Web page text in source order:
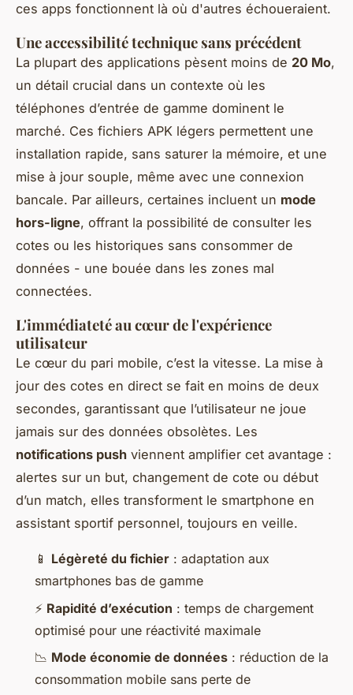
ces apps fonctionnent là où d'autres échoueraient.
Une accessibilité technique sans précédent
La plupart des applications pèsent moins de 20 Mo,
un détail crucial dans un contexte où les
téléphones d’entrée de gamme dominent le
marché. Ces fichiers APK légers permettent une
installation rapide, sans saturer la mémoire, et une
mise à jour souple, même avec une connexion
bancale. Par ailleurs, certaines incluent un mode
hors-ligne, offrant la possibilité de consulter les
cotes ou les historiques sans consommer de
données - une bouée dans les zones mal
connectées.
L'immédiateté au cœur de l'expérience
utilisateur
Le cœur du pari mobile, c’est la vitesse. La mise à
jour des cotes en direct se fait en moins de deux
secondes, garantissant que l’utilisateur ne joue
jamais sur des données obsolètes. Les
notifications push viennent amplifier cet avantage :
alertes sur un but, changement de cote ou début
d’un match, elles transforment le smartphone en
assistant sportif personnel, toujours en veille.
📱 Légèreté du fichier : adaptation aux
smartphones bas de gamme
⚡ Rapidité d’exécution : temps de chargement
optimisé pour une réactivité maximale
📉 Mode économie de données : réduction de la
consommation mobile sans perte de